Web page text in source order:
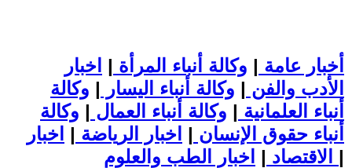
أخبار عامة | وكالة أنباء المرأة | اخبار
الأدب والفن | وكالة أنباء اليسار | وكالة
أنباء العلمانية | وكالة أنباء العمال | وكالة
أنباء حقوق الإنسان | اخبار الرياضة | اخبار
الاقتصاد | |